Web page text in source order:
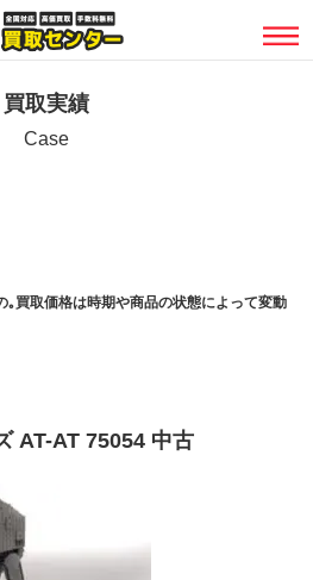
買取実績
Case
買取価格は時期や商品の状態によって変動
AT-AT 75054 中古